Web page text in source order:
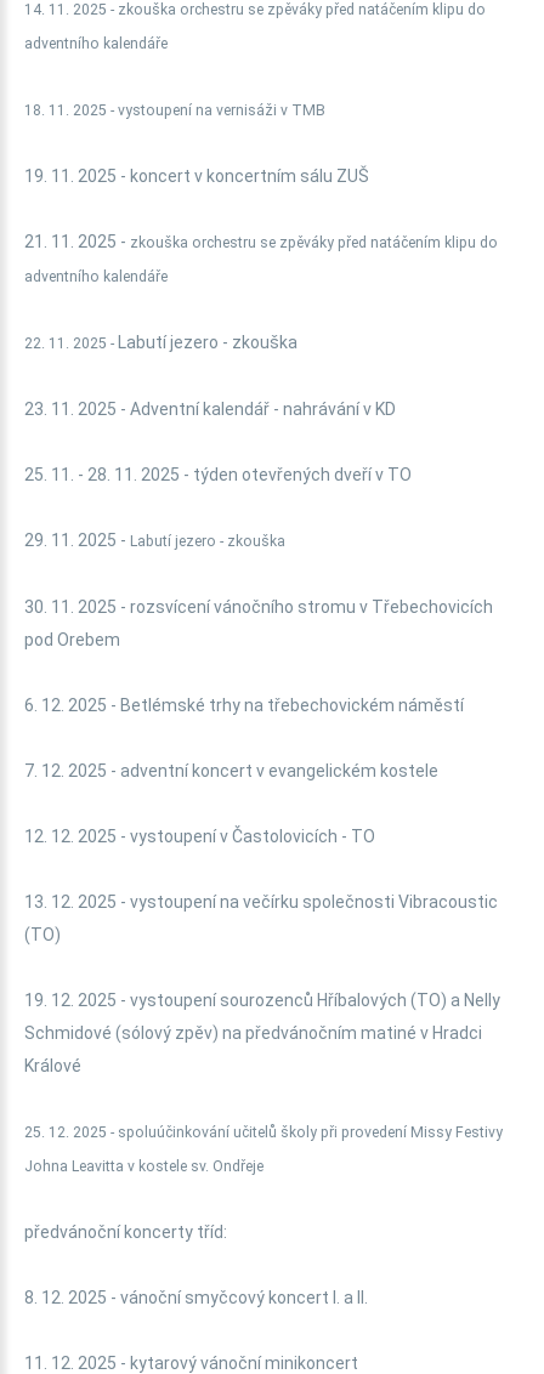
14. 11. 2025 - zkouška orchestru se zpěváky před natáčením klipu do
adventního kalendáře
18. 11. 2025 - vystoupení na vernisáži v TMB
19. 11. 2025 - koncert v koncertním sálu ZUŠ
21. 11. 2025 - zkouška orchestru se zpěváky před natáčením klipu do
adventního kalendáře
22. 11. 2025 - Labutí jezero - zkouška
23. 11. 2025 - Adventní kalendář - nahrávání v KD
25. 11. - 28. 11. 2025 - týden otevřených dveří v TO
29. 11. 2025 - Labutí jezero - zkouška
30. 11. 2025 - rozsvícení vánočního stromu v Třebechovicích
pod Orebem
6. 12. 2025 - Betlémské trhy na třebechovickém náměstí
7. 12. 2025 - adventní koncert v evangelickém kostele
12. 12. 2025 - vystoupení v Častolovicích - TO
13. 12. 2025 - vystoupení na večírku společnosti Vibracoustic
(TO)
19. 12. 2025 - vystoupení sourozenců Hříbalových (TO) a Nelly
Schmidové (sólový zpěv) na předvánočním matiné v Hradci
Králové
25. 12. 2025 - spoluúčinkování učitelů školy při provedení Missy Festivy
Johna Leavitta v kostele sv. Ondřeje
předvánoční koncerty tříd:
8. 12. 2025 - vánoční smyčcový koncert I. a II.
11. 12. 2025 - kytarový vánoční minikoncert